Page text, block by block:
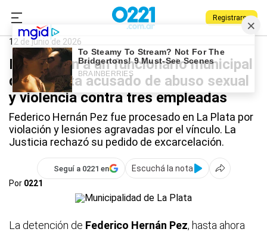
Registrarse
0221.com.ar
La Plata
12 de junio de 2026
Detuvieron a un funcionario municipal
de La Plata acusado de abuso sexual
y violencia contra tres empleadas
Federico Hernán Pez fue procesado en La Plata por
violación y lesiones agravadas por el vínculo. La
Justicia rechazó su pedido de excarcelación.
Seguí a 0221 en
Escuchá la nota
Por 0221
La detención de Federico Hernán Pez, hasta ahora